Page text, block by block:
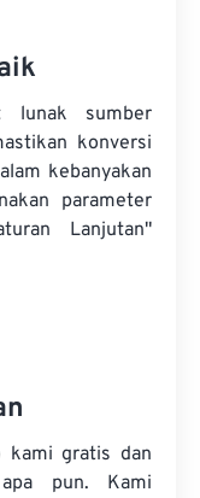
lunak sumber
konversi
kebanyakan
parameter
Lanjutan"
kami gratis dan
pun. Kami